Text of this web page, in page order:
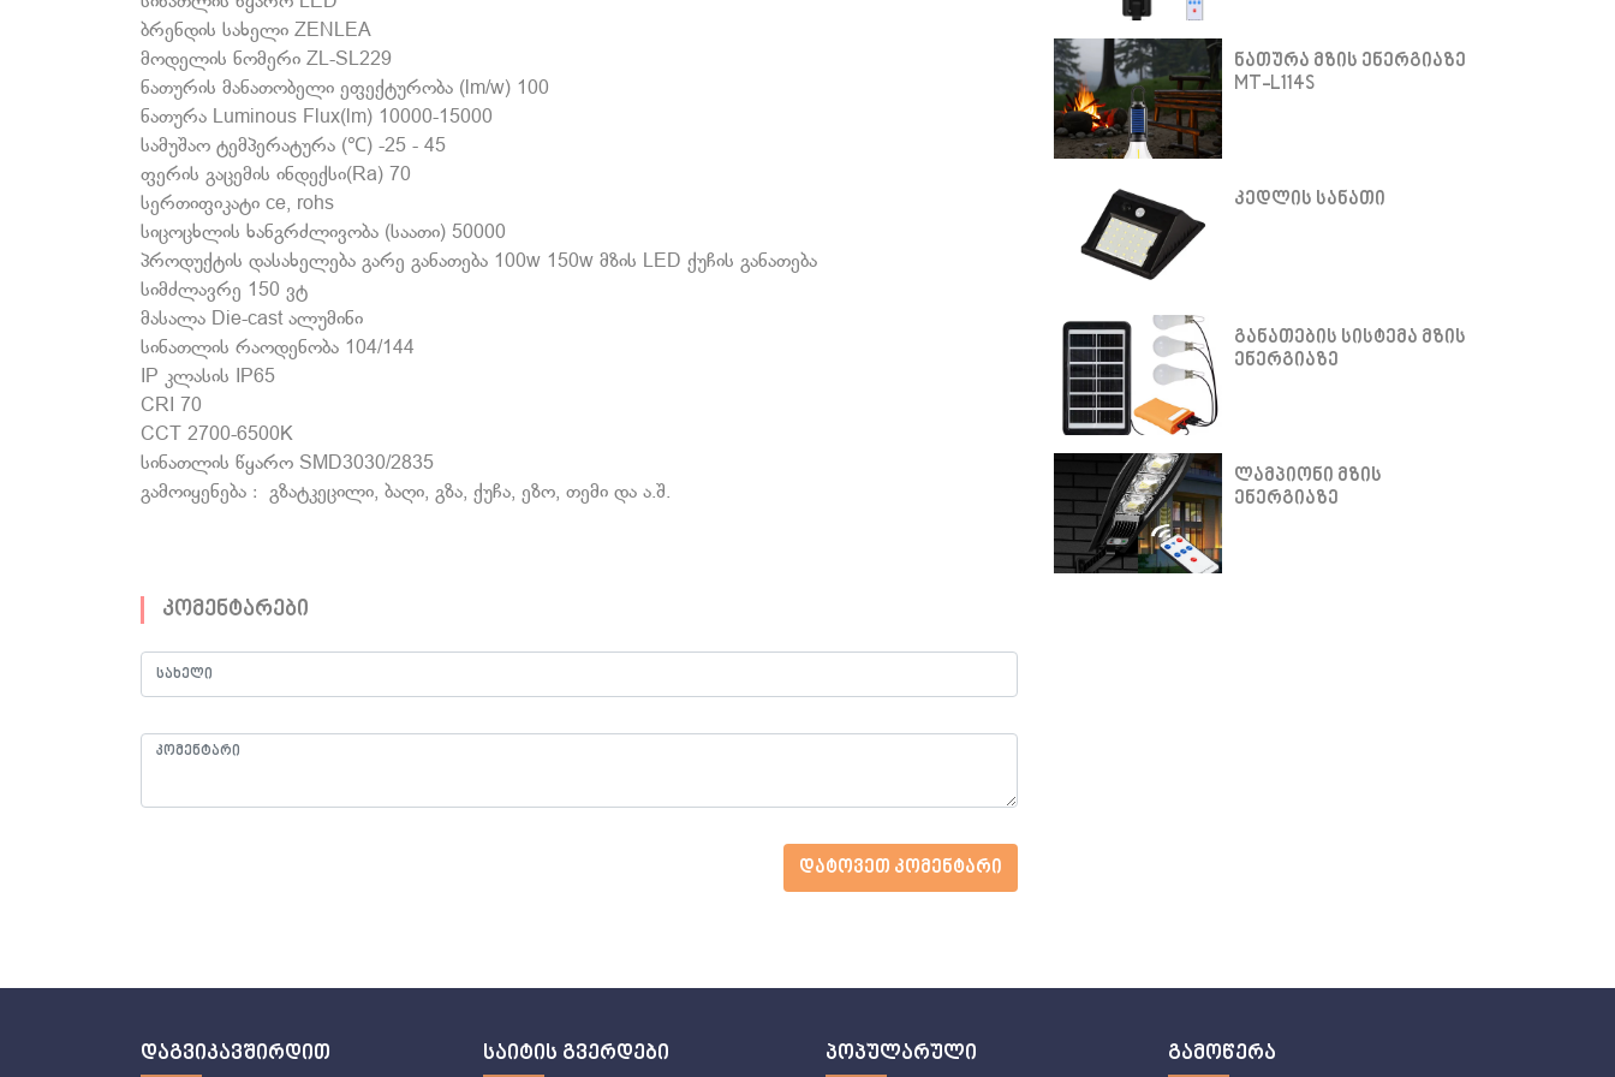
ბრენდის სახელი ZENLEA
მოდელის ნომერი ZL-SL229
ნათურის მანათობელი ეფექტურობა (lm/w) 100
ნათურა Luminous Flux(lm) 10000-15000
სამუშაო ტემპერატურა (℃) -25 - 45
ფერის გაცემის ინდექსი(Ra) 70
სერთიფიკატი ce, rohs
სიცოცხლის ხანგრძლივობა (საათი) 50000
პროდუქტის დასახელება გარე განათება 100w 150w მზის LED ქუჩის განათება
სიმძლავრე 150 ვტ
მასალა Die-cast ალუმინი
სინათლის რაოდენობა 104/144
IP კლასის IP65
CRI 70
CCT 2700-6500K
სინათლის წყარო SMD3030/2835
გამოიყენება : გზატკეცილი, ბაღი, გზა, ქუჩა, ეზო, თემი და ა.შ.
კომენტარები
დატოვეთ კომენტარი
ნათურა მზის ენერგიაზე
MT-L114S
კედლის სანათი
განათების სისტემა მზის
ენერგიაზე
ლამპიონი მზის
ენერგიაზე
დაგვიკავშირდით საიტის გვერდები პოპულარული გამოწერა